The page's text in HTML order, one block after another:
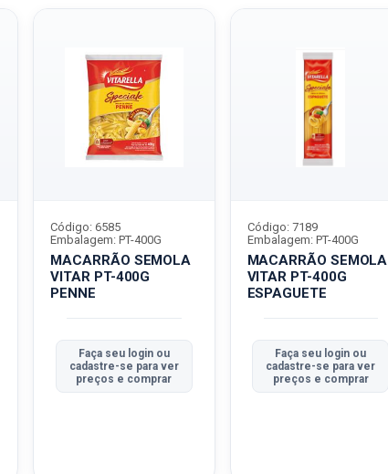
MACARRÃO SEMOLA
VITAR PT-400G
PENNE
Código: 6585
Embalagem: PT-400G
Faça seu login ou
cadastre-se para ver
preços e comprar
MACARRÃO SEMOLA
VITAR PT-400G
ESPAGUETE
Código: 7189
Embalagem: PT-400G
Faça seu login ou
cadastre-se para ver
preços e comprar